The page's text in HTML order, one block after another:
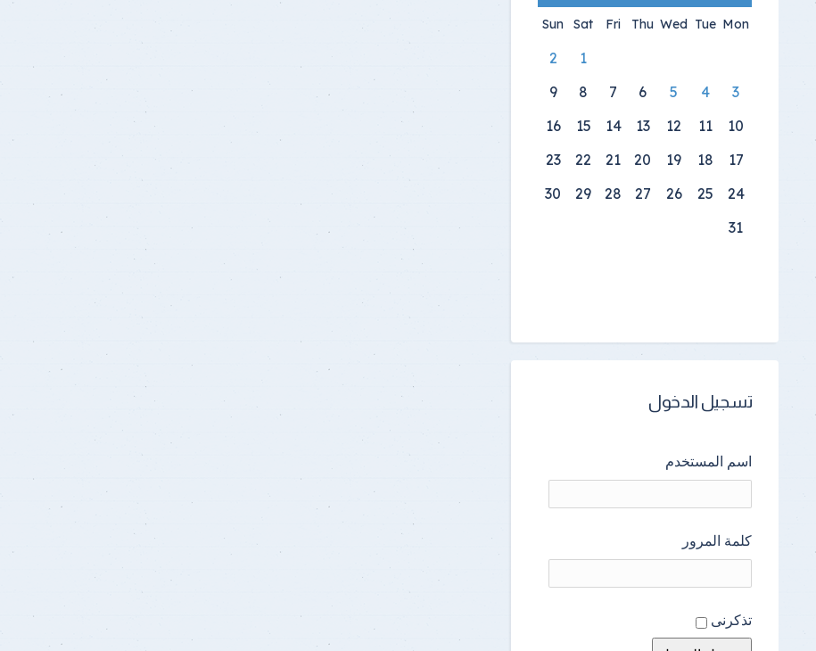
Mon
Tue
Wed
Thu
Fri
Sat
Sun
1
2
3
4
5
6
7
8
9
10
11
12
13
14
15
16
17
18
19
20
21
22
23
24
25
26
27
28
29
30
31
تسجيل الدخول
اسم المستخدم
كلمة المرور
تذكرنى